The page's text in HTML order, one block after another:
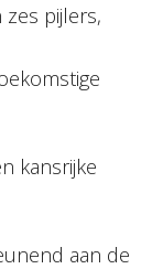
zes pijlers,
kansrijke
aan de